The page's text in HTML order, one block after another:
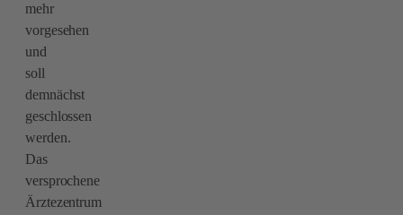
mehr
vorgesehen
und
soll
demnächst
geschlossen
werden.
Das
versprochene
Ärztezentrum